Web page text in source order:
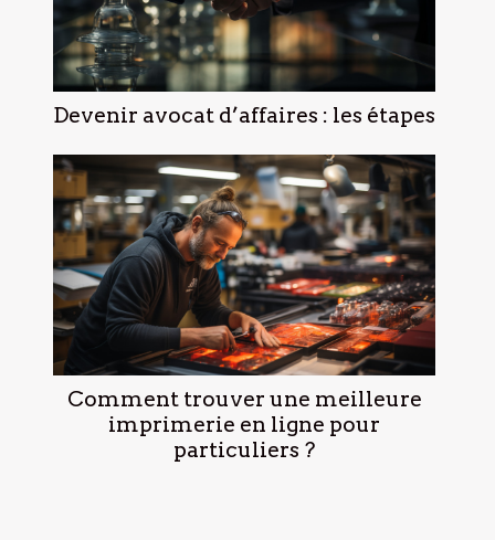
Devenir avocat d’affaires : les étapes
Comment trouver une meilleure
imprimerie en ligne pour
particuliers ?